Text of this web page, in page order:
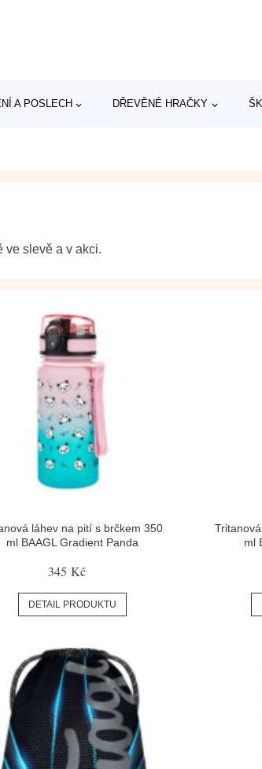
A POSLECH DŘEVĚNÉ HRAČKY
ve slevě a v akci.
láhev na pití s brčkem 350
ml BAAGL Gradient Panda
345 Kč
DETAIL PRODUKTU
ml